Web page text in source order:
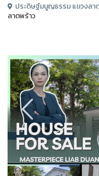
ประดิษฐ์มนูญธรรม แขวงลา
ลาดพร้าว